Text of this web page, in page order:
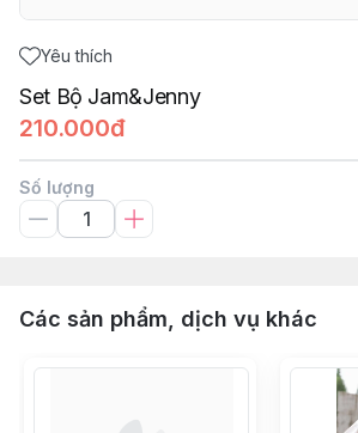
Yêu thích
Set Bộ Jam&Jenny
210.000đ
Số lượng
Các sản phẩm, dịch vụ khác